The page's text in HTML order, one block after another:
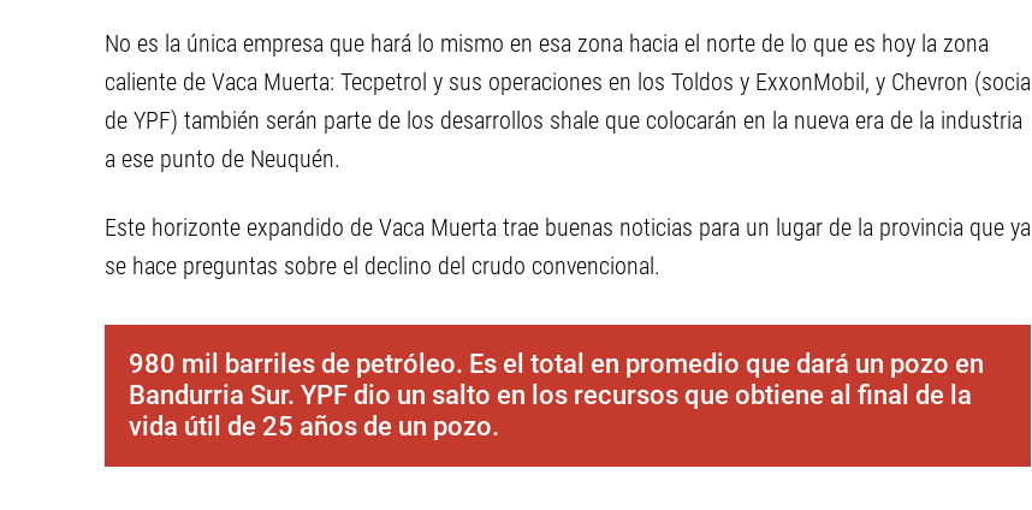
No es la única empresa que hará lo mismo en esa zona hacia el norte de lo que es hoy la zona
caliente de Vaca Muerta: Tecpetrol y sus operaciones en los Toldos y ExxonMobil, y Chevron (socia
de YPF) también serán parte de los desarrollos shale que colocarán en la nueva era de la industria
a ese punto de Neuquén.
Este horizonte expandido de Vaca Muerta trae buenas noticias para un lugar de la provincia que ya
se hace preguntas sobre el declino del crudo convencional.
980 mil barriles de petróleo. Es el total en promedio que dará un pozo en
Bandurria Sur. YPF dio un salto en los recursos que obtiene al final de la
vida útil de 25 años de un pozo.